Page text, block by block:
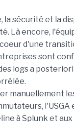
la sécurité et la
Là encore,
d'une
sont
logs a
manuellement
l'USGA
à Splunk et